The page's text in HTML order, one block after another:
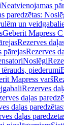
Neatvienojamas
paredzētas:
un
Geberit Mapress
Rezerves
pārejasRezerves
Noslēgi
piederumi
Mapress varš
Rezerves
daļas
daļas
daļas